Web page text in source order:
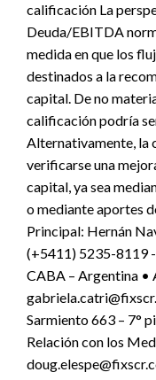
calificación La
Deuda/EBITDA
medida en que los
destinados a la
capital. De no
calificación podría
Alternativamente, la
verificarse una
capital, ya sea
o mediante aportes
Principal: Hernán
(+5411) 5235-8119 -
CABA – Argentina •
Sarmiento 663 – 7°
Relación con los